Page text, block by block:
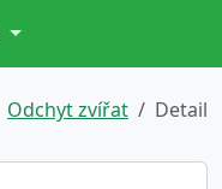
Odchyt zvířat Detail